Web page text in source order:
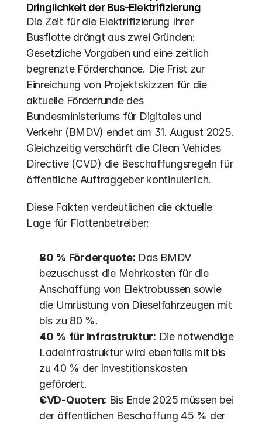
Dringlichkeit der Bus-Elektrifizierung
Die Zeit für die Elektrifizierung Ihrer
Busflotte drängt aus zwei Gründen:
Gesetzliche Vorgaben und eine zeitlich
begrenzte Förderchance. Die Frist zur
Einreichung von Projektskizzen für die
aktuelle Förderrunde des
Bundesministeriums für Digitales und
Verkehr (BMDV) endet am 31. August 2025.
Gleichzeitig verschärft die Clean Vehicles
Directive (CVD) die Beschaffungsregeln für
öffentliche Auftraggeber kontinuierlich.
Diese Fakten verdeutlichen die aktuelle
Lage für Flottenbetreiber:
80 % Förderquote: Das BMDV
bezuschusst die Mehrkosten für die
Anschaffung von Elektrobussen sowie
die Umrüstung von Dieselfahrzeugen mit
bis zu 80 %.
40 % für Infrastruktur: Die notwendige
Ladeinfrastruktur wird ebenfalls mit bis
zu 40 % der Investitionskosten
gefördert.
CVD-Quoten: Bis Ende 2025 müssen bei
der öffentlichen Beschaffung 45 % der